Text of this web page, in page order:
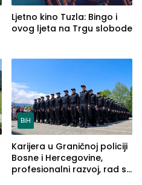
Ljetno kino Tuzla: Bingo i
ovog ljeta na Trgu slobode
BiH
Karijera u Graničnoj policiji
Bosne i Hercegovine,
profesionalni razvoj, rad sa